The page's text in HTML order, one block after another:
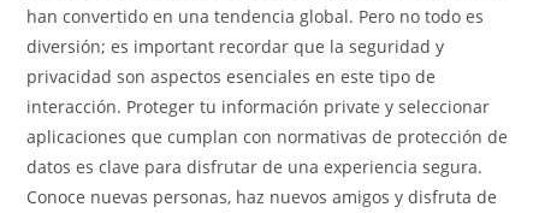
han convertido en una tendencia global. Pero no todo es
diversión; es important recordar que la seguridad y
privacidad son aspectos esenciales en este tipo de
interacción. Proteger tu información private y seleccionar
aplicaciones que cumplan con normativas de protección de
datos es clave para disfrutar de una experiencia segura.
Conoce nuevas personas, haz nuevos amigos y disfruta de